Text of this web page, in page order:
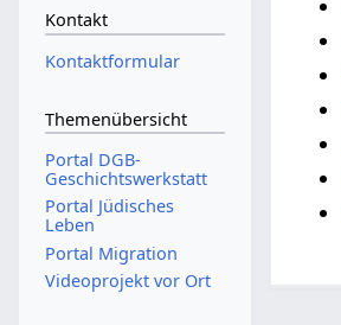
Kontakt
Kontaktformular
Themenübersicht
Portal DGB-
Geschichtswerkstatt
Portal Jüdisches
Leben
Portal Migration
Videoprojekt vor Ort